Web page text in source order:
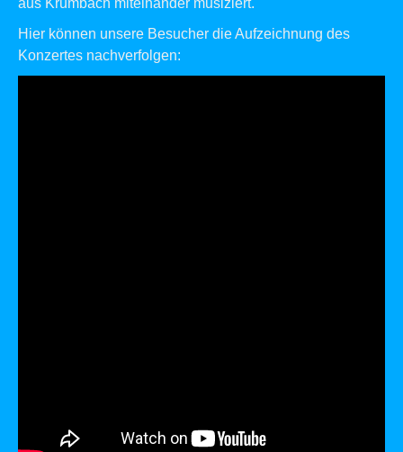
aus Krumbach miteinander musiziert.
Hier können unsere Besucher die Aufzeichnung des
Konzertes nachverfolgen: